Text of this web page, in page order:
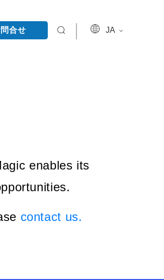
合せ JA
enables its
contact us.